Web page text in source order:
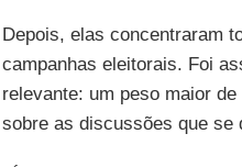
Depois, elas concentraram
campanhas eleitorais. Foi
relevante: um peso maior
sobre as discussões que se